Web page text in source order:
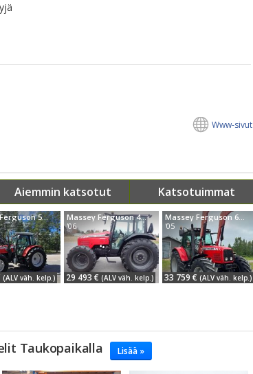
Www-sivut
Aiemmin katsotut Katsotuimmat
Massey Ferguson 5465 + Kuormaaja
(ALV väh. kelp.)
Massey Ferguson 4445
'06
29 493 € (ALV väh. kelp.)
Massey Ferguson 6480
'05
33 759 € (ALV väh. kelp.)
Taukopaikalla Lisää »